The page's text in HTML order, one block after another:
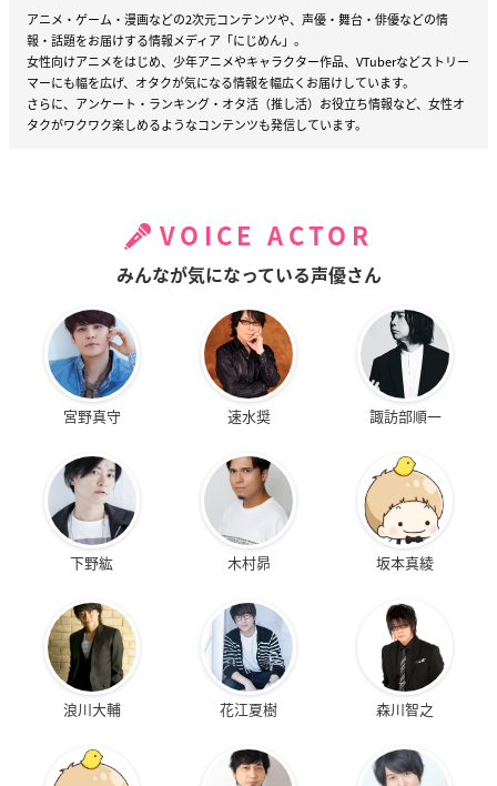
アニメ・ゲーム・漫画などの2次元コンテンツや、声優・舞台・俳優などの情
報・話題をお届けする情報メディア「にじめん」。
女性向けアニメをはじめ、少年アニメやキャラクター作品、VTuberなどストリー
マーにも幅を広げ、オタクが気になる情報を幅広くお届けしています。
さらに、アンケート・ランキング・オタ活（推し活）お役立ち情報など、女性オ
タクがワクワク楽しめるようなコンテンツも発信しています。
VOICE ACTOR
みんなが気になっている声優さん
宮野真守 速水奨 諏訪部順一
下野紘 木村昴 坂本真綾
浪川大輔 花江夏樹 森川智之